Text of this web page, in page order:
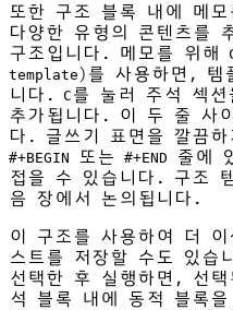
또한 구조 블록 내에 메
다양한 유형의 콘텐츠를
구조입니다. 메모를 위해
template)를 사용하면, 템
니다.
C 를 눌러 주석 섹
추가됩니다. 이 두 줄 사
다. 글쓰기 표면을 깔끔
#+BEGIN 또는 #+END
줄에
접을 수 있습니다. 구조
음 장에서 논의됩니다.
이 구조를 사용하여 더
스트를 저장할 수도 있습
선택한 후 실행하면, 선
석 블록 내에 동적 블록